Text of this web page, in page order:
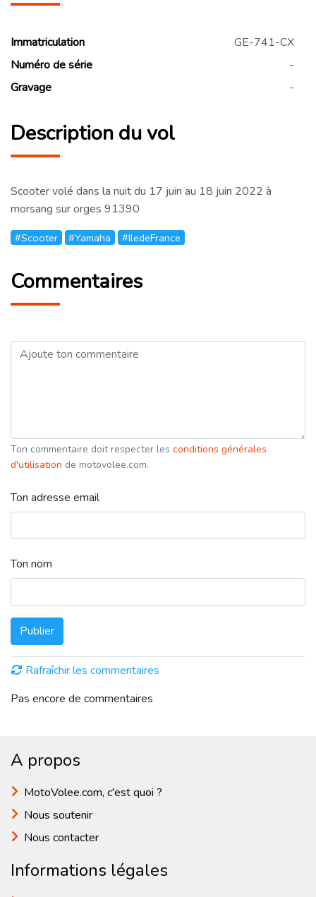
Immatriculation
GE-741-CX
Numéro de série
-
Gravage
-
Description du vol
Scooter volé dans la nuit du 17 juin au 18 juin 2022 à
morsang sur orges 91390
#Scooter #Yamaha #IledeFrance
Commentaires
Ton commentaire doit respecter les conditions générales
d'utilisation de motovolee.com.
Ton adresse email
Ton nom
Publier
Rafraîchir les commentaires
Pas encore de commentaires
A propos
MotoVolee.com, c'est quoi ?
Nous soutenir
Nous contacter
Informations légales